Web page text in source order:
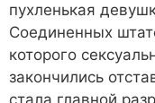
пухленькая
Соединенных
которого
закончились